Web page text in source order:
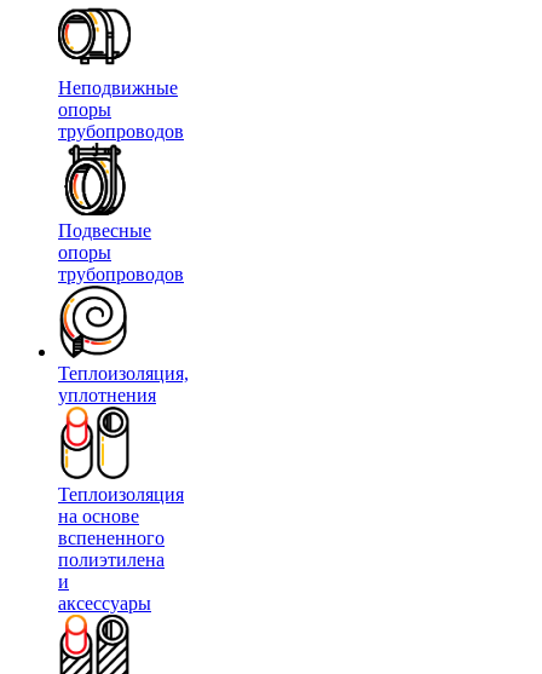
Неподвижные
опоры
трубопроводов
Подвесные
опоры
трубопроводов
Теплоизоляция,
уплотнения
Теплоизоляция
на основе
вспененного
полиэтилена
и
аксессуары